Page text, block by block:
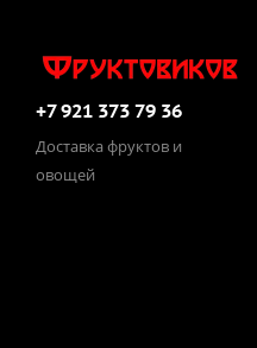
+7 921 373 79 36
Доставка фруктов и
овощей